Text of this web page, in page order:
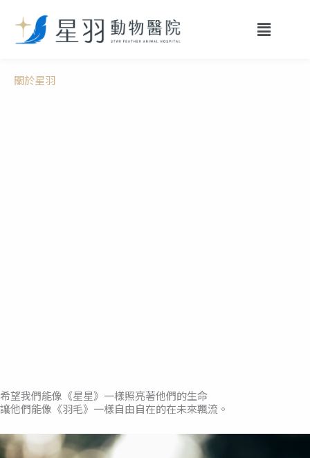
Menu
關於星羽
希望我們能像《星星》一樣照亮著他們的生命
讓他們能像《羽毛》一樣自由自在的在未來飄流。